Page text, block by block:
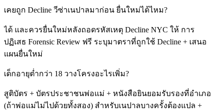
เคยถูก Decline วีซ่าเนปาลมาก่อน ยื่นใหม่ได้ไหม?
ได้ และควรยื่นใหม่หลังถอดรหัสเหตุ Decline NYC ให้ การ
ปฏิเสธ Forensic Review ฟรี ระบุมาตราที่ถูกใช้ Decline + เสนอ
แผนยื่นใหม่
เด็กอายุต่ำกว่า 18 วางโครงอะไรเพิ่ม?
สูติบัตร + บัตรประชาชนพ่อแม่ + หนังสือยินยอมรับรองที่อำเภอ
(ถ้าพ่อแม่ไม่ไปด้วยทั้งสอง) สำหรับเนปาลบางครั้งต้องแปล +